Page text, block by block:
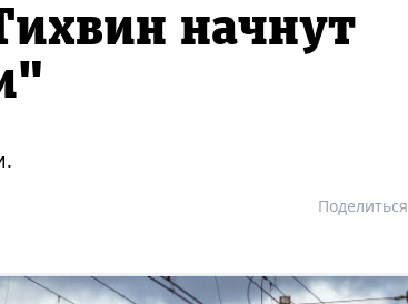
начнут
Поделиться